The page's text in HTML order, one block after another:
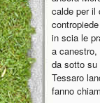
calde per il
in scia le
a canestro,
da sotto su
Tessaro
fanno